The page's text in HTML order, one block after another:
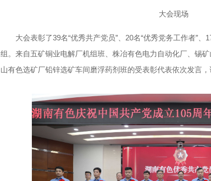
大会现场
大会表彰了39名“优秀共产党员”、20名“优秀党务工作者”、
组。来自五矿铜业电解厂机组班、株冶有色电力自动化厂、锡
山有色选矿厂铅锌选矿车间磨浮药剂班的受表彰代表依次发言，